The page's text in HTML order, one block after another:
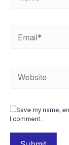
Save my name,
I comment.